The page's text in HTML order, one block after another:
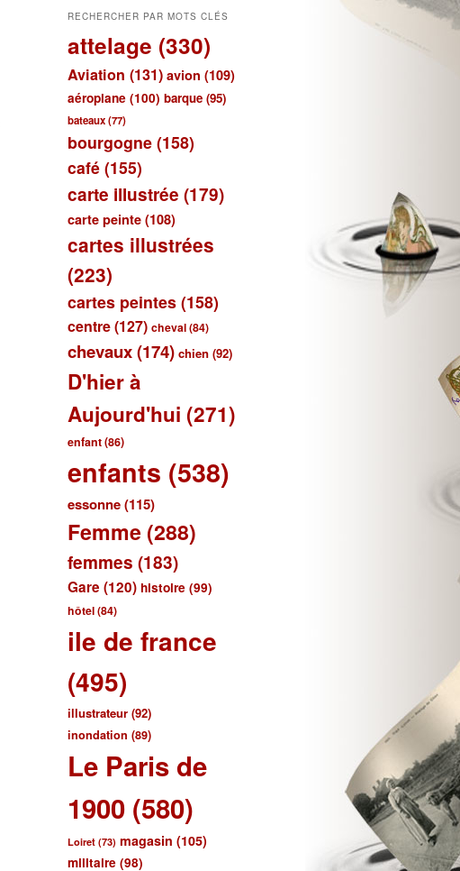
RECHERCHER PAR MOTS CLÉS
attelage (330)
Aviation (131) avion (109)
aéroplane (100) barque (95)
bateaux(77)
bourgogne (158)
café (155)
carte illustrée (179)
carte peinte (108)
cartes illustrées
(223)
cartes peintes (158)
centre(127) cheval(84)
chevaux(174) chien (92)
D'hier à
Aujourd'hui (271)
enfant(86)
enfants (538)
essonne(115)
Femme (288)
femmes (183)
Gare (120) histoire (99)
hôtel(84)
ile de france
(495)
illustrateur (92)
inondation (89)
Le Paris de
1900 (580)
Loiret (73) magasin (105)
militaire (98)